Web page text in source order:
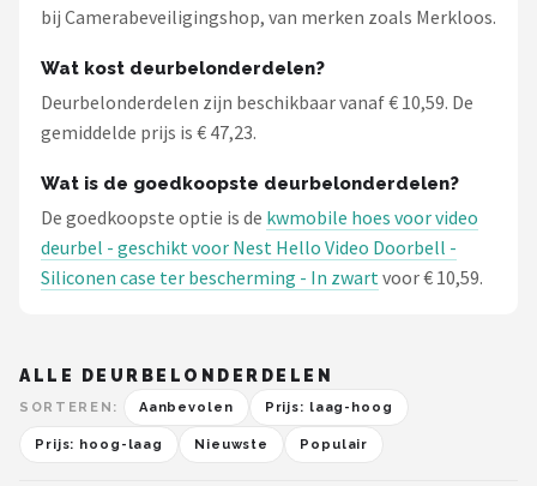
bij Camerabeveiligingshop, van merken zoals Merkloos.
Wat kost deurbelonderdelen?
Deurbelonderdelen zijn beschikbaar vanaf € 10,59. De
gemiddelde prijs is € 47,23.
Wat is de goedkoopste deurbelonderdelen?
De goedkoopste optie is de kwmobile hoes voor video
deurbel - geschikt voor Nest Hello Video Doorbell -
Siliconen case ter bescherming - In zwartvoor € 10,59.
ALLE DEURBELONDERDELEN
SORTEREN: Aanbevolen Prijs: laag-hoog
Prijs: hoog-laag Nieuwste Populair